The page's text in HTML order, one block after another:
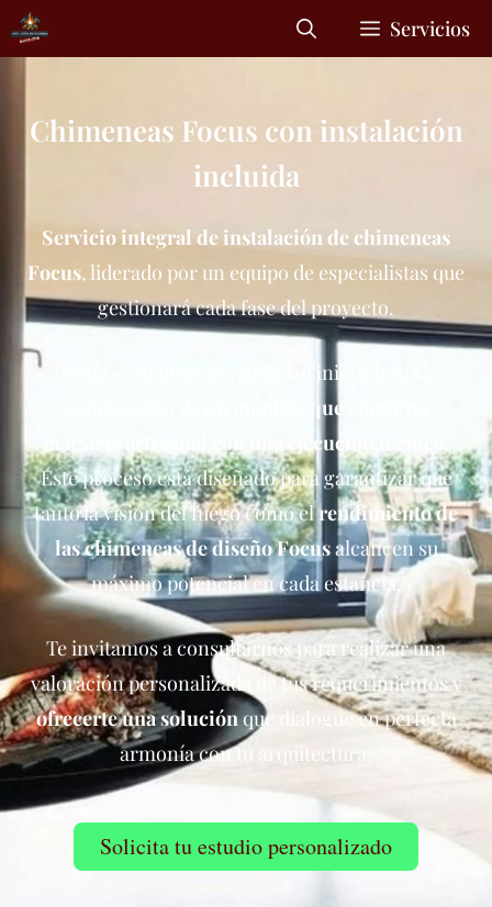
Servicios
Chimeneas Focus con instalación
incluida
Servicio integral de instalación de chimeneas
Focus, liderado por un equipo de especialistas que
gestionará cada fase del proyecto.
Desde el análisis de viabilidad inicial hasta la
un montaje que combina
maestría artesanal con una ejecución técnica
Este proceso está diseñado para garantizar que
tanto la visión del fuego como elrendimiento de
las chimeneas de diseñoFocusalcancen su
máximo potencial en cada estancia.
Te invitamos a consultarnos para realizar una
valoración personalizada de tus requerimientos y
ofrecerte una soluciónque dialogue en perfecta
armonía con tu arquitectura.
Solicita tu estudio personalizado